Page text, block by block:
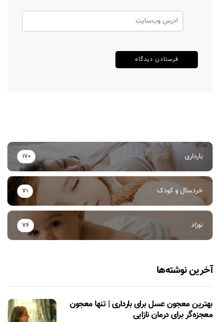
بارداری 170
خردسال و کودک 71
نوزاد 76
آخرین نوشته‌ها
بهترین معجون عسل برای بارداری | تنها معجون
معجزه‌گر برای درمان نازایی